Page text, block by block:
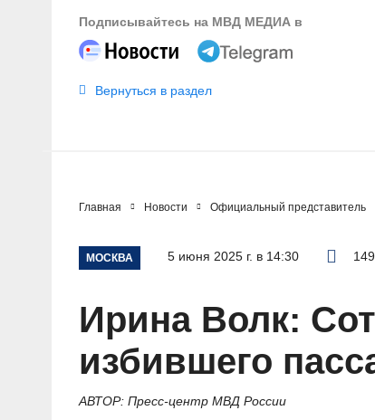
Подписывайтесь на МВД МЕДИА в
Вернуться в раздел
Главная Новости Официальный представитель
МОСКВА 5 июня 2025 г. в 14:30
Ирина Волк:
избившего
АВТОР: Пресс-центр МВД России